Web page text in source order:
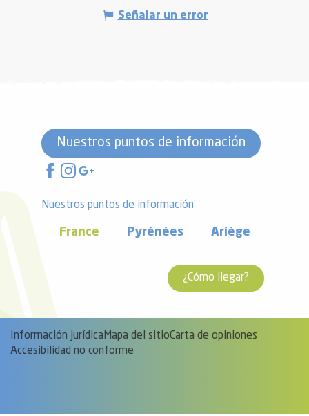
Señalar un error
Nuestros puntos de información
Nuestros puntos de información
France Pyrénées Ariège
¿Cómo llegar?
Información jurídica Mapa del sitioCarta de opiniones
Accesibilidad no conforme